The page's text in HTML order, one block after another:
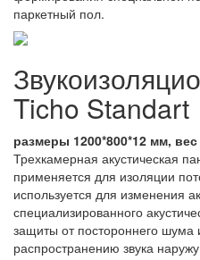
паркетный пол.
Ticho Standart
размеры 1200*800*12 мм, вес
Трехкамерная акустическая
применяется для изоляции
используется для изменения
специализированного
защиты от постороннего шума
распространению звука